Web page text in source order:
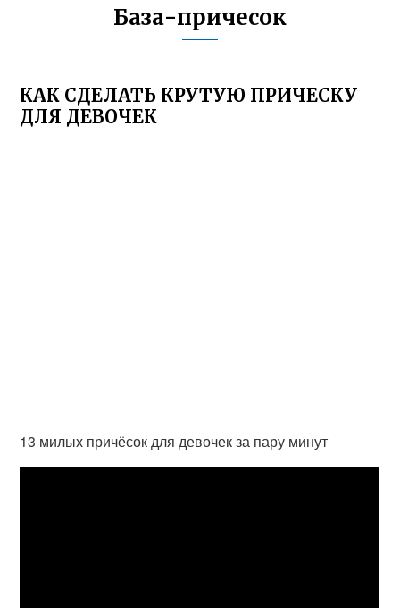
База-причесок
КАК СДЕЛАТЬ КРУТУЮ ПРИЧЕСКУ
ДЛЯ ДЕВОЧЕК
13 милых причёсок для девочек за пару минут